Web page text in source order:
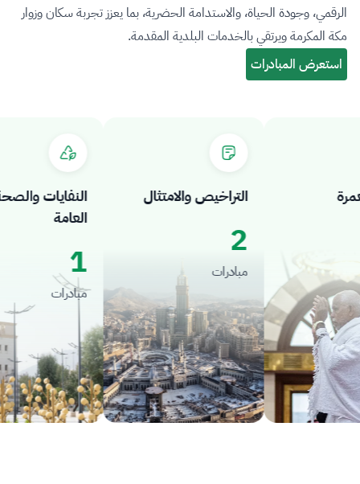
الرقمي، وجودة الحياة، والاستدامة الحضرية، بما يعزز تجربة سكان وزوار
مكة المكرمة ويرتقي بالخدمات البلدية المقدمة.
النفايات والصحة
العامة
1
مبادرات
التراخيص والامتثال
2
مبادرات